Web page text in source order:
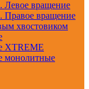
Левое вращение
Правое вращение
хвостовиком
XTREME
монолитные